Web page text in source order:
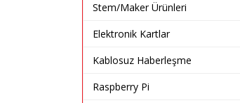
Stem/Maker Ürünleri
Elektronik Kartlar
Kablosuz Haberleşme
Raspberry Pi